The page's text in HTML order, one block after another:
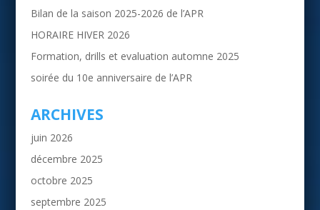
Bilan de la saison 2025-2026 de l’APR
HORAIRE HIVER 2026
Formation, drills et evaluation automne 2025
soirée du 10e anniversaire de l’APR
ARCHIVES
juin 2026
décembre 2025
octobre 2025
septembre 2025